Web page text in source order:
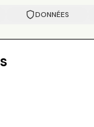
DONNÉES